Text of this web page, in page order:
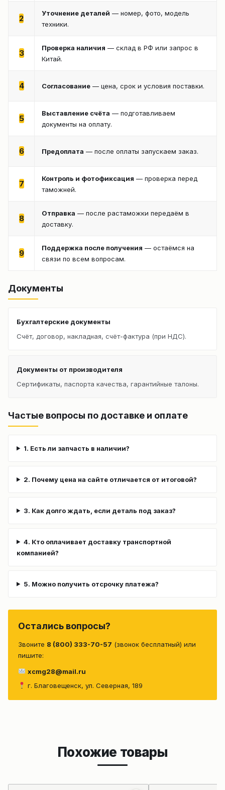
2
Уточнение деталей — номер, фото, модель
техники.
3
Проверка наличия — склад в РФ или запрос в
Китай.
4 Согласование — цена, срок и условия поставки.
5
Выставление счёта — подготавливаем
документы на оплату.
6 Предоплата — после оплаты запускаем заказ.
7
Контроль и фотофиксация — проверка перед
таможней.
8
Отправка — после растаможки передаём в
доставку.
9
Поддержка после получения — остаёмся на
связи по всем вопросам.
Документы
Бухгалтерские документы
Счёт, договор, накладная, счёт-фактура (при НДС).
Документы от производителя
Сертификаты, паспорта качества, гарантийные талоны.
Частые вопросы по доставке и оплате
1. Есть ли запчасть в наличии?
2. Почему цена на сайте отличается от итоговой?
3. Как долго ждать, если деталь под заказ?
4. Кто оплачивает доставку транспортной
компанией?
5. Можно получить отсрочку платежа?
Остались вопросы?
Звоните 8 (800) 333-70-57 (звонок бесплатный) или
пишите:
xcmg28@mail.ru
г. Благовещенск, ул. Северная, 189
Похожие товары